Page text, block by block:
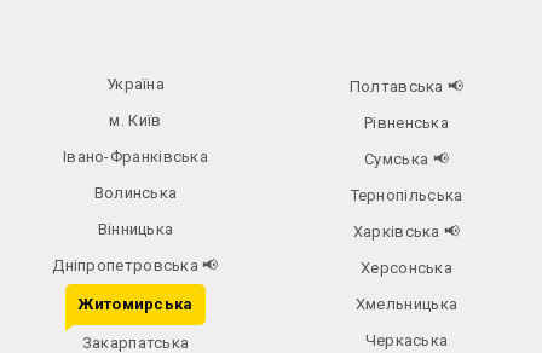
Україна
м. Київ
Івано-Франківська
Волинська
Вінницька
Дніпропетровська📢
Житомирська
Закарпатська
Полтавська 📢
Рівненська
Сумська 📢
Тернопільська
Харківська 📢
Херсонська
Хмельницька
Черкаська